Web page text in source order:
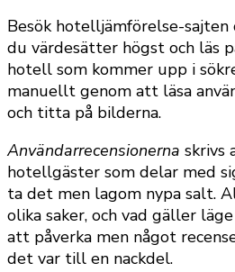
Besök hotelljämförelse-sajten
du värdesätter högst och läs
hotell som kommer upp i
manuellt genom att läsa
och titta på bilderna.
Användarrecensionerna skrivs
hotellgäster som delar med
ta det men lagom nypa salt.
olika saker, och vad gäller
att påverka men något
det var till en nackdel.